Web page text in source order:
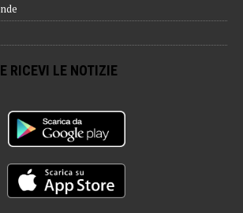
RICEVI LE NOTIZIE